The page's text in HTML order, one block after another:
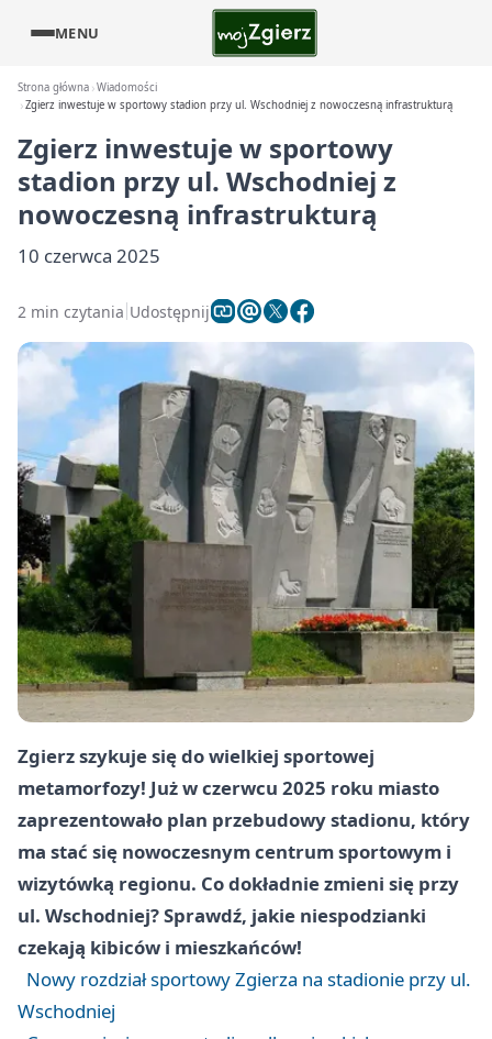
MENU
Strona główna Wiadomości
Zgierz inwestuje w sportowy stadion przy ul. Wschodniej z nowoczesną infrastrukturą
Zgierz inwestuje w sportowy
stadion przy ul. Wschodniej z
nowoczesną infrastrukturą
10 czerwca 2025
2 min czytania Udostępnij
Zgierzszykuje się do wielkiej sportowej
metamorfozy! Już w czerwcu 2025 roku miasto
zaprezentowało plan przebudowy stadionu, który
ma stać się nowoczesnym centrum sportowym i
wizytówką regionu. Co dokładnie zmieni się przy
ul. Wschodniej? Sprawdź, jakie niespodzianki
czekają kibiców i mieszkańców!
Nowy rozdział sportowy Zgierza na stadionie przy ul.
Wschodniej